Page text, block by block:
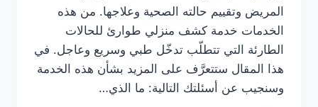
المريض وتقييم حالته الصحية وعلاجها. من هذه
الخدمات خدمة كشف منزلي طوارئ للحالات
الطارئة التي تتطلّب تدخّل طبي وسريع وعاجل. في
هذا المقال ستتعرَّف على المزيد بشأن هذه الخدمة
وسنجيب عن أسئلتك التالية: ما الذي…